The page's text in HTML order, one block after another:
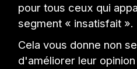
pour tous ceux qui
segment « insatisfait ».
Cela vous donne non
d'améliorer leur